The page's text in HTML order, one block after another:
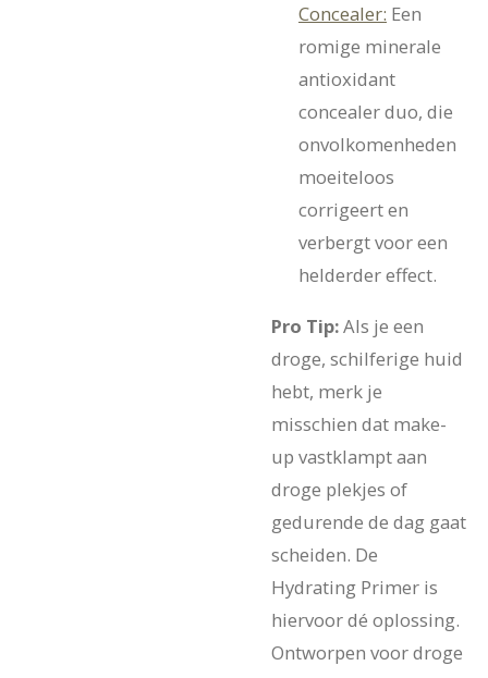
Concealer: Een
romige minerale
antioxidant
concealer duo, die
onvolkomenheden
moeiteloos
corrigeert en
verbergt voor een
helderder effect.
Pro Tip:Als je een
droge, schilferige huid
hebt, merk je
misschien dat make-
up vastklampt aan
droge plekjes of
gedurende de dag gaat
scheiden. De
Hydrating Primer is
hiervoor dé oplossing.
Ontworpen voor droge